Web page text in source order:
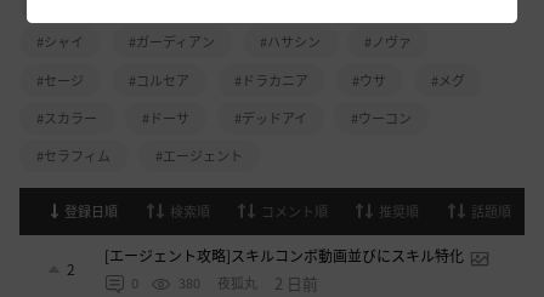
#シャイ
#ガーディアン #ハサシン
#ノヴァ
#セージ
#コルセア #ドラカニア #ウサ
#メグ
#スカラー
#ドーサ #デッドアイ
#ウーコン
#セラフィム
#エージェント
登録日順 検索順 コメント順 推奨順 話題順
2
[エージェント攻略]スキルコンボ動画並びにスキル特化
0 380 夜狐丸 2 日前